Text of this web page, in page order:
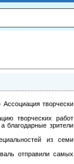
творчески
творческих работ
благодарные зрители
из семи
отправили самых